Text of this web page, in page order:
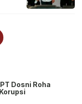
Dosni Roha